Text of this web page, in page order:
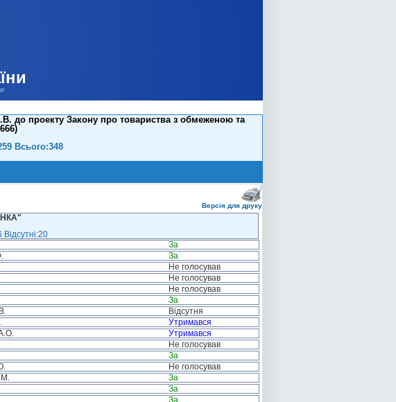
до проекту Закону про товариства з обмеженою та
Всього:348
Версія для друку
За
За
Не голосував
Не голосував
Не голосував
За
Відсутня
Утримався
Утримався
Не голосував
За
Не голосував
За
За
За